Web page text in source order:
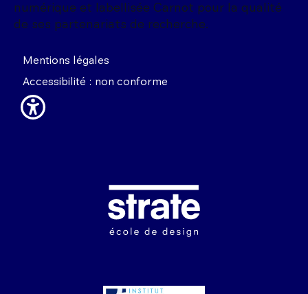
Image
numérique et labellisée Carnot pour la qualité
de ses partenariats de recherche.
Mentions légales
Accessibilité : non conforme